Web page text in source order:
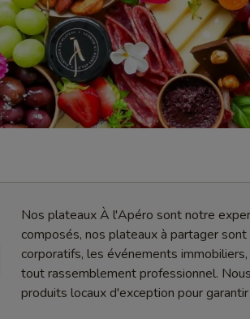
Nos plateaux À l'Apéro sont notre
composés, nos plateaux à partager
corporatifs, les événements
tout rassemblement professionnel.
produits locaux d'exception pour